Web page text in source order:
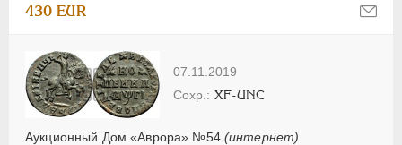
430 EUR
07.11.2019
Аукционный Дом «Аврора» №54 (интернет)
XF-UNC